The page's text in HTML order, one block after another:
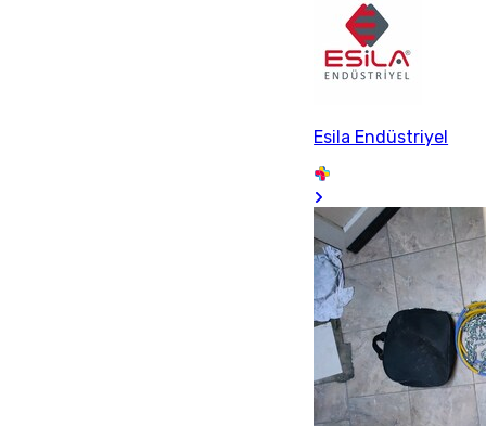
Esila Endüstriyel